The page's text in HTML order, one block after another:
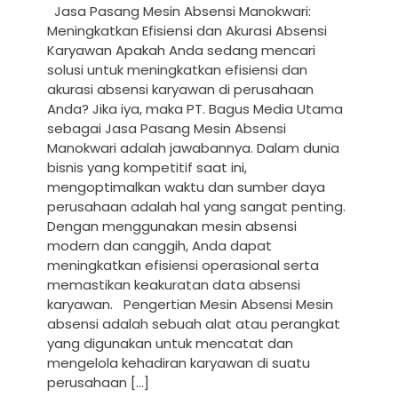
Jasa Pasang Mesin Absensi Manokwari:
Meningkatkan Efisiensi dan Akurasi Absensi
Karyawan Apakah Anda sedang mencari
solusi untuk meningkatkan efisiensi dan
akurasi absensi karyawan di perusahaan
Anda? Jika iya, maka PT. Bagus Media Utama
sebagai Jasa Pasang Mesin Absensi
Manokwari adalah jawabannya. Dalam dunia
bisnis yang kompetitif saat ini,
mengoptimalkan waktu dan sumber daya
perusahaan adalah hal yang sangat penting.
Dengan menggunakan mesin absensi
modern dan canggih, Anda dapat
meningkatkan efisiensi operasional serta
memastikan keakuratan data absensi
karyawan. Pengertian Mesin Absensi Mesin
absensi adalah sebuah alat atau perangkat
yang digunakan untuk mencatat dan
mengelola kehadiran karyawan di suatu
perusahaan […]